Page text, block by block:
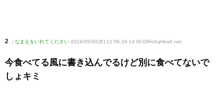
2 : なまえをいれてください 2024/05/30(木) 11:56:19.14 ID:ORmXqHea0 .net
今食べてる風に書き込んでるけど別に食べてないで
しょキミ